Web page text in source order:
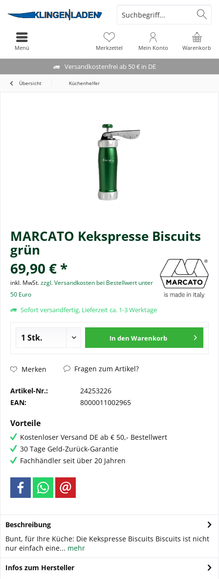
Versandkostenfrei ab 50 € in DE
Warenkorb
Merkzettel Mein Konto
Menü
Übersicht Küchenhelfer
MARCATO Kekspresse Biscuits
grün
69,90 € *
inkl. MwSt.zzgl. Versandkosten bei Bestellwert unter
50 Euro
Sofort versandfertig, Lieferzeit ca. 1-3 Werktage
In den Warenkorb
Merken Fragen zum Artikel?
Artikel-Nr.:
24253226
EAN:
8000011002965
Vorteile
Kostenloser Versand DE ab € 50,- Bestellwert
30 Tage Geld-Zurück-Garantie
Fachhändler seit über 20 Jahren
Beschreibung
Bunt, für Ihre Küche: Die Kekspresse Biscuits Biscuits ist nicht
nur einfach eine... mehr
Infos zum Hersteller